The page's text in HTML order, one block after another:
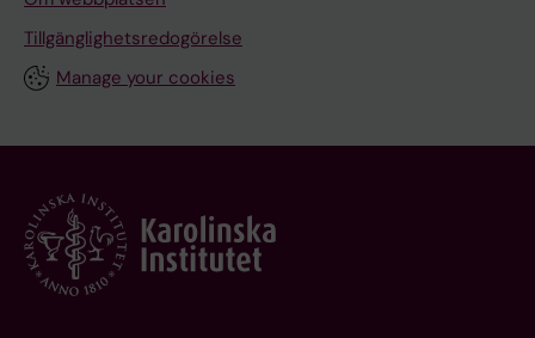
Tillgänglighetsredogörelse
Manage your cookies